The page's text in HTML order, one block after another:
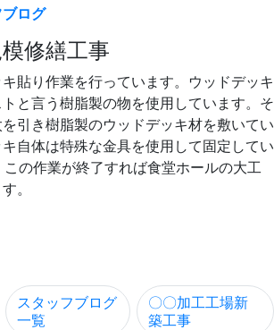
ログ
修繕工事
貼り作業を行っています。ウッドデッキ
と言う樹脂製の物を使用しています。そ
引き樹脂製のウッドデッキ材を敷いてい
自体は特殊な金具を使用して固定してい
この作業が終了すれば食堂ホールの大工
。
スタッフブログ
一覧
〇〇加工工場新
築工事